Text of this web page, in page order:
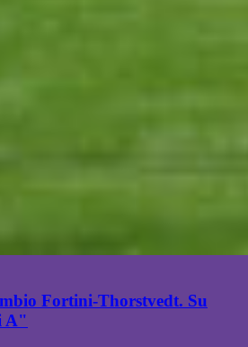
Fortini-Thorstvedt. Su
A"